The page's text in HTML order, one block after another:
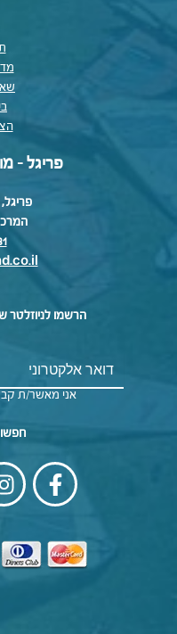
פריגל -
פריגל,
הרשמו לניוזלטר
אני מאשר/ת